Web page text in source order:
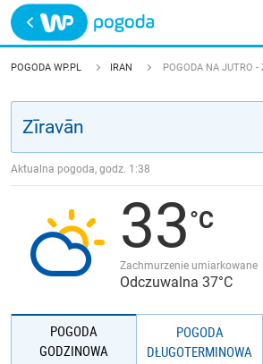
Trwa ładowanie
POLSKA
JAKOŚĆ POWIETRZA
POGODA WP.PL IRAN POGODA NA JUTRO -
Aktualna pogoda, godz. 1:38
33
Zachmurzenie umiarkowane
Odczuwalna 37°C
POGODA
GODZINOWA
POGODA
DŁUGOTERMINOWA